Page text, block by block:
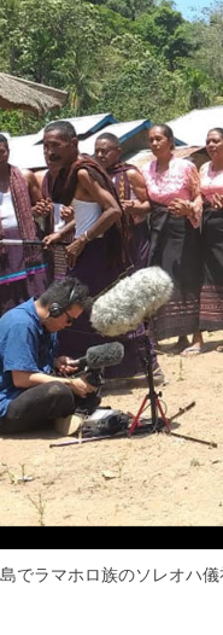
でラマホロ族のソレオハ